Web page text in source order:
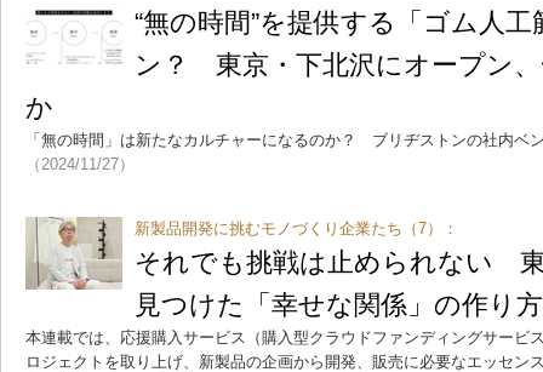
“無の時間”を提供する「ゴム人
ン？ 東京・下北沢にオープン
か
「無の時間」は新たなカルチャーになるのか？ ブリヂストンの社内ベ
（2024/11/27）
新製品開発に挑むモノづくり企業たち（7）：
それでも挑戦は止められない
見つけた「幸せな関係」の作り方
本連載では、応援購入サービス（購入型クラウドファンディングサービ
ロジェクトを取り上げ、新製品の企画から開発、販売に必要なエッセン